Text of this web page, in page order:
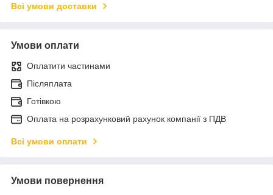
Всі умови доставки
Умови оплати
Оплатити частинами
Післяплата
Готівкою
Оплата на розрахунковий рахунок компанії з ПДВ
Всі умови оплати
Умови повернення